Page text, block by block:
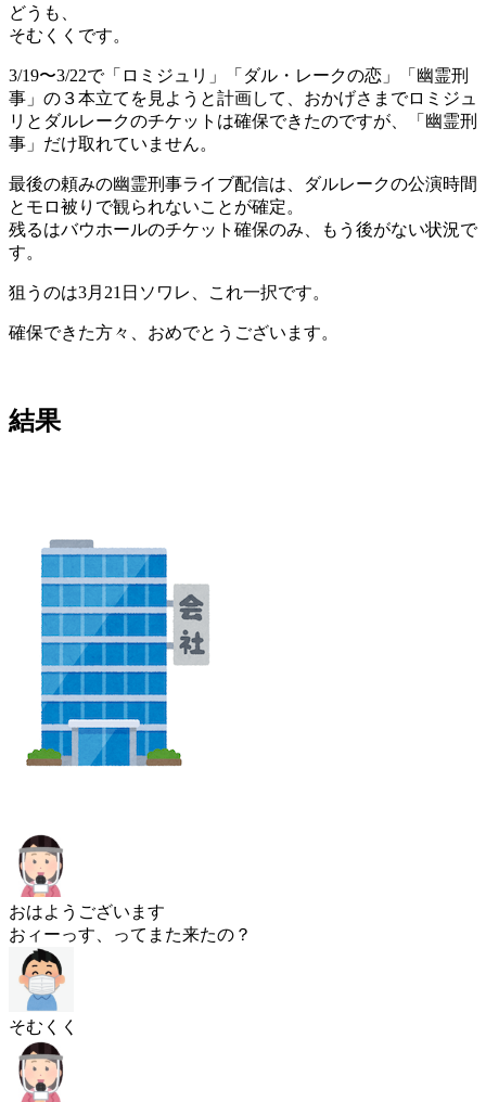
どうも、
そむくくです。
3/19〜3/22で「ロミジュリ」「ダル・レークの恋」「幽霊刑
事」の３本立てを見ようと計画して、おかげさまでロミジュ
リとダルレークのチケットは確保できたのですが、「幽霊刑
事」だけ取れていません。
最後の頼みの幽霊刑事ライブ配信は、ダルレークの公演時間
とモロ被りで観られないことが確定。
残るはバウホールのチケット確保のみ、もう後がない状況で
す。
狙うのは3月21日ソワレ、これ一択です。
確保できた方々、おめでとうございます。
結果
おはようございます
おィーっす、ってまた来たの？
そむくく